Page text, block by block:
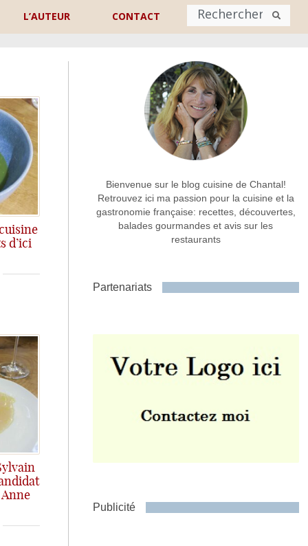
L’AUTEUR CONTACT
Nom
Adresse de contact
Commentaire ou message *
d’ici
monde.
Bienvenue sur le blog cuisine de Chantal!
Retrouvez ici ma passion pour la cuisine et la
gastronomie française: recettes, découvertes,
balades gourmandes et avis sur les
restaurants
Partenariats
Publicité